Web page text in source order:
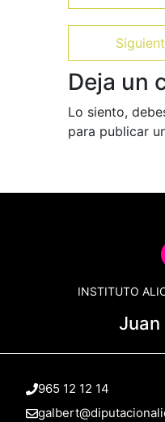
Deja un
Lo siento,
para publicar
INSTITUTO
Juan
965 12 12 14